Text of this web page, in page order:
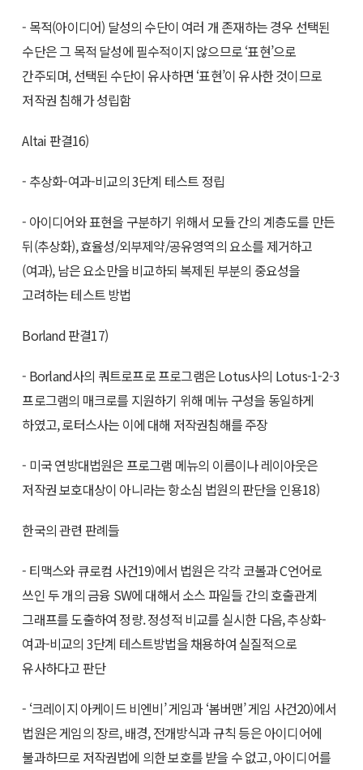
- 목적(아이디어) 달성의 수단이 여러 개 존재하는 경우 선택된
수단은 그 목적 달성에 필수적이지 않으므로 ‘표현’으로
간주되며, 선택된 수단이 유사하면 ‘표현’이 유사한 것이므로
저작권 침해가 성립함
Altai 판결16)
- 추상화-여과-비교의 3단계 테스트 정립
- 아이디어와 표현을 구분하기 위해서 모듈 간의 계층도를 만든
뒤(추상화), 효율성/외부제약/공유영역의 요소를 제거하고
(여과), 남은 요소만을 비교하되 복제된 부분의 중요성을
고려하는 테스트 방법
Borland 판결17)
- Borland사의 쿼트로프로 프로그램은 Lotus사의 Lotus-1-2-3
프로그램의 매크로를 지원하기 위해 메뉴 구성을 동일하게
하였고, 로터스사는 이에 대해 저작권침해를 주장
- 미국 연방대법원은 프로그램 메뉴의 이름이나 레이아웃은
저작권 보호대상이 아니라는 항소심 법원의 판단을 인용18)
한국의 관련 판례들
- 티맥스와 큐로컴 사건19)에서 법원은 각각 코볼과 C언어로
쓰인 두 개의 금융 SW에 대해서 소스 파일들 간의 호출관계
그래프를 도출하여 정량. 정성적 비교를 실시한 다음, 추상화-
여과-비교의 3단계 테스트방법을 채용하여 실질적으로
유사하다고 판단
- ‘크레이지 아케이드 비엔비’ 게임과 ‘봄버맨’ 게임 사건20)에서
법원은 게임의 장르, 배경, 전개방식과 규칙 등은 아이디어에
불과하므로 저작권법에 의한 보호를 받을 수 없고, 아이디어를